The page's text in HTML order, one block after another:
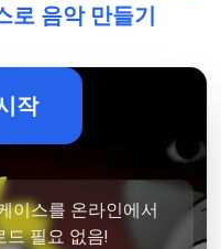
로 음악 만들기
작
이스를 온라인에서
드 필요 없음!